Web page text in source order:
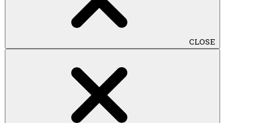
CLOSE